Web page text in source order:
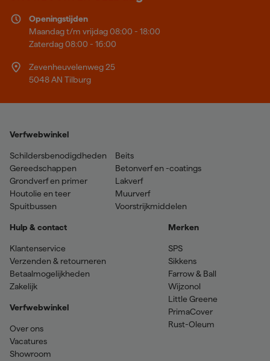
Openingstijden
Maandag t/m vrijdag 08:00 - 18:00
Zaterdag 08:00 - 16:00
Zevenheuvelenweg 25
5048 AN Tilburg
Verfwebwinkel
Schildersbenodigdheden
Gereedschappen
Grondverf en primer
Houtolie en teer
Spuitbussen
Beits
Betonverf en -coatings
Lakverf
Muurverf
Voorstrijkmiddelen
Hulp & contact
Klantenservice
Verzenden & retourneren
Betaalmogelijkheden
Zakelijk
Verfwebwinkel
Over ons
Vacatures
Showroom
Merken
SPS
Sikkens
Farrow & Ball
Wijzonol
Little Greene
PrimaCover
Rust-Oleum